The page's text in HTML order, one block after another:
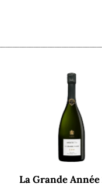
La Grande Année